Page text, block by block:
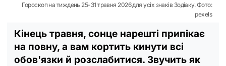
Гороскоп на тиждень 25-31 травня 2026 для усіх знаків Зодіаку. Фото:
pexels
Кінець травня, сонце нарешті припікає
на повну, а вам кортить кинути всі
обов'язки й розслабитися. Звучить як